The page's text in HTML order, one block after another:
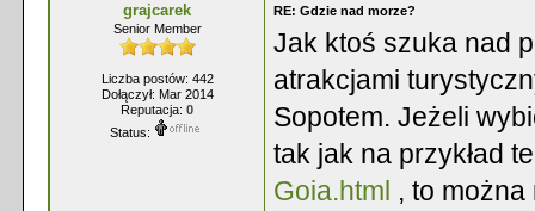
grajcarek
Senior Member
Liczba postów: 442
Dołączył: Mar 2014
Reputacja: 0
Status:
RE: Gdzie nad morze?
Jak ktoś szuka nad
atrakcjami
Sopotem. Jeżeli
tak jak na przykład
Goia.html , to